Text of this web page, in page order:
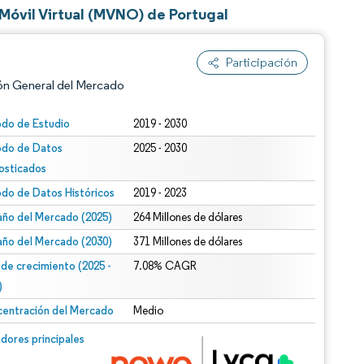
Virtual (MVNO) de Portugal
Participación
General del Mercado
de Estudio 2019 - 2030
de Datos
2025 - 2030
de Datos Históricos 2019 - 2023
del Mercado (2025) 264 Millones de dólares
del Mercado (2030) 371 Millones de dólares
de crecimiento (2025 -
7.08% CAGR
del Mercado Medio
principales
© Mordor Intelligence. El uso requiere atribución según CC BY 4.0.
CC BY 4.0.